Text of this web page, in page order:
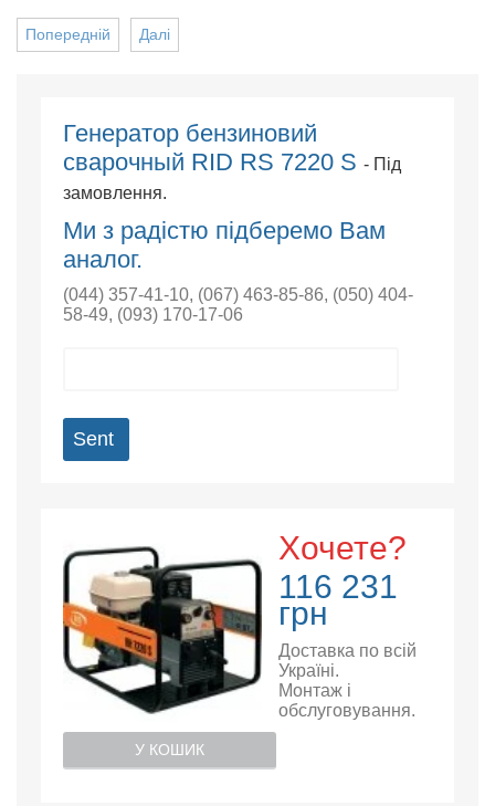
Далі
Попередній
Генератор бензиновий
сварочный RID RS 7220 S - Під
замовлення.
Ми з радістю підберемо Вам
аналог.
(044) 357-41-10, (067) 463-85-86, (050) 404-
58-49, (093) 170-17-06
Sent
Хочете?
116 231
грн
Доставка по всій
Україні.
Монтаж і
обслуговування.
У КОШИК